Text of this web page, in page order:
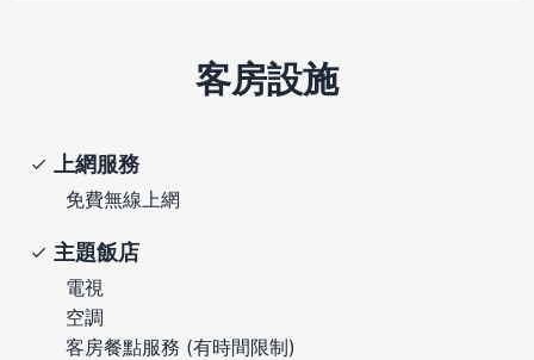
客房設施
上網服務
免費無線上網
主題飯店
電視
空調
客房餐點服務 (有時間限制)